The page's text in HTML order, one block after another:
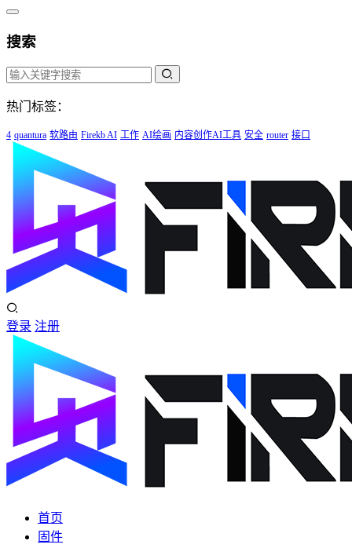
搜索
热门标签：
4 quantura 软路由 Firekb AI 工作 AI绘画 内容创作AI工具 安全 router 接口
登录 注册
首页
固件